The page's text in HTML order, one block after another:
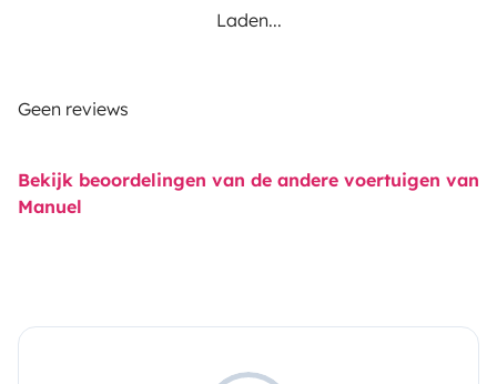
Laden...
Geen reviews
Bekijk beoordelingen van de andere voertuigen van
Manuel